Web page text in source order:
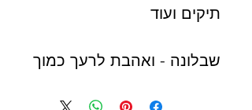
תיקים ועוד
שבלונה - ואהבת לרעך כמוך